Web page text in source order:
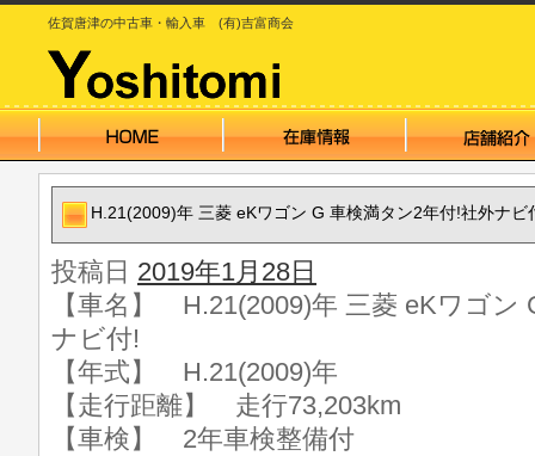
佐賀唐津の中古車・輸入車 (有)吉富商会
H.21(2009)年 三菱 eKワゴン G 車検満タン2年付!社外ナビ
投稿日 2019年1月28日
【車名】 H.21(2009)年 三菱 eKワゴン
ナビ付!
【年式】 H.21(2009)年
【走行距離】 走行73,203km
【車検】 2年車検整備付